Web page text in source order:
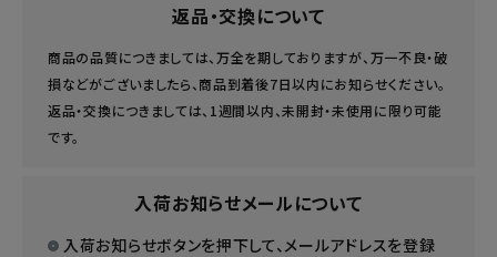
返品・交換について
商品の品質につきましては、万全を期しておりますが、万一不良・破
損などがございましたら、商品到着後7日以内にお知らせください。
返品・交換につきましては、1週間以内、未開封・未使用に限り可能
です。
入荷お知らせメールについて
入荷お知らせボタンを押下して、メールアドレスを登録